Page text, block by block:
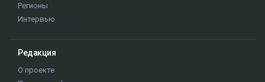
Регионы
Интервью
Редакция
О проекте